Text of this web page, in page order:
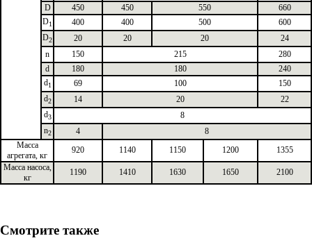
D
450 450 550
660
D1 400 400 500
600
D2 20 20 20
24
n
150 215
280
d
180 180
240
d1 69 100
150
d2 14 20
22
d3
8
n2 4
8
Масса
агрегата, кг
920 1140 1150 1200
1355
Масса насоса,
кг
1190 1410 1630 1650 2100
Смотрите также